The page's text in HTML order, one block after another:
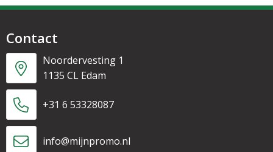
Contact
Noordervesting 1
1135 CL Edam
+31 6 53328087
info@mijnpromo.nl